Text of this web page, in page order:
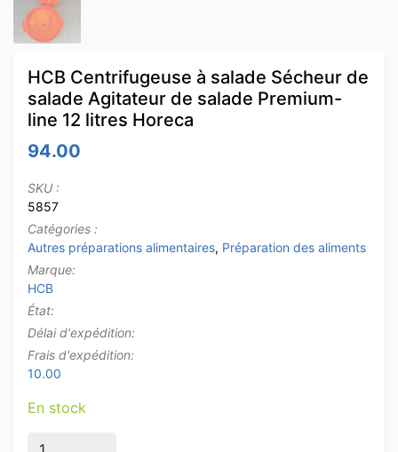
HCB Centrifugeuse à salade Sécheur de
salade Agitateur de salade Premium-
line 12 litres Horeca
94.00
SKU :
5857
Catégories :
Autres préparations alimentaires, Préparation des aliments
Marque:
HCB
État:
Délai d'expédition:
Frais d'expédition:
10.00
En stock
quantité de HCB Centrifugeuse à salade Sécheur de